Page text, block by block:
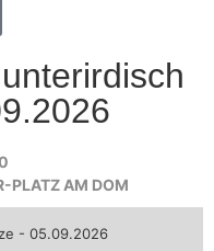
PLATZ AM DOM
- 05.09.2026